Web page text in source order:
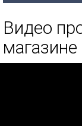
Видео
магазине